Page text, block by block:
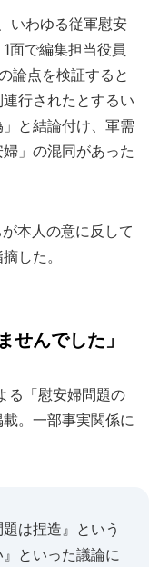
いわゆる従軍慰安
面で編集担当役員
論点を検証すると
行されたとするい
と結論付け、軍需
」の混同があった
本人の意に反して
した。
せんでした」
る「慰安婦問題の
。一部事実関係に
は捏造』という
といった議論に